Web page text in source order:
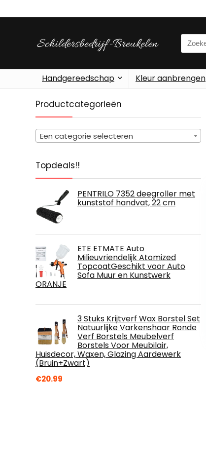
Search
for:
Handgereedschap Kleur aanbrengen
Productcategorieën
Een categorie selecteren
Topdeals!!
PENTRILO 7352 deegroller met
kunststof handvat, 22 cm
ETE ETMATE Auto
Milieuvriendelijk Atomized
TopcoatGeschikt voor Auto
Sofa Muur en Kunstwerk
ORANJE
3 Stuks Krijtverf Wax Borstel Set
Natuurlijke Varkenshaar Ronde
Verf Borstels Meubelverf
Borstels Voor Meubilair,
Huisdecor, Waxen, Glazing Aardewerk
(Bruin+Zwart)
€20.99